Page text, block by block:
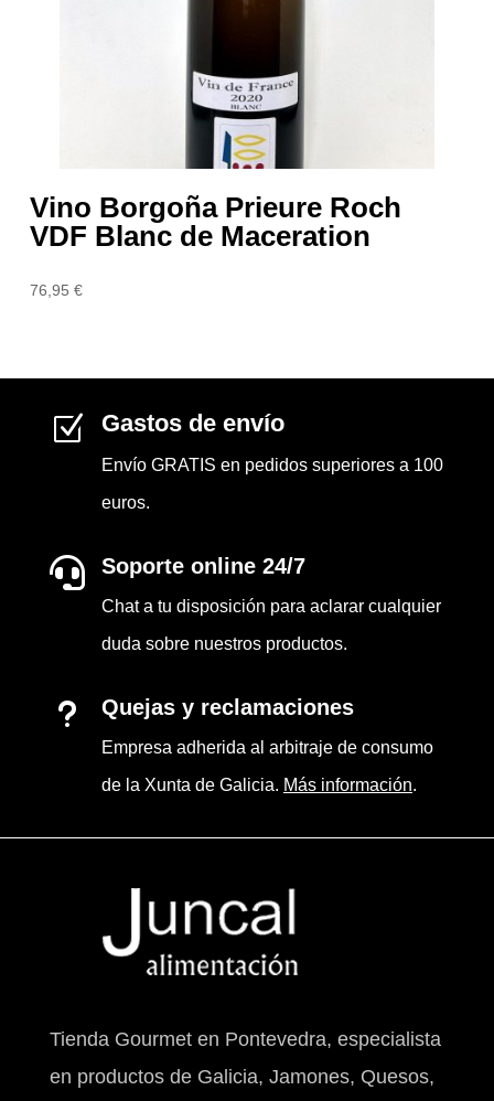
Vino Borgoña Prieure Roch
VDF Blanc de Maceration
76,95€
Z Gastos de envío
Envío GRATIS en pedidos superiores a 100
euros.
 Soporte online 24/7
Chat a tu disposición para aclarar cualquier
duda sobre nuestros productos.
u Quejas y reclamaciones
Empresa adherida al arbitraje de consumo
de la Xunta de Galicia. Más información.
Tienda Gourmet en Pontevedra, especialista
en productos de Galicia, Jamones, Quesos,